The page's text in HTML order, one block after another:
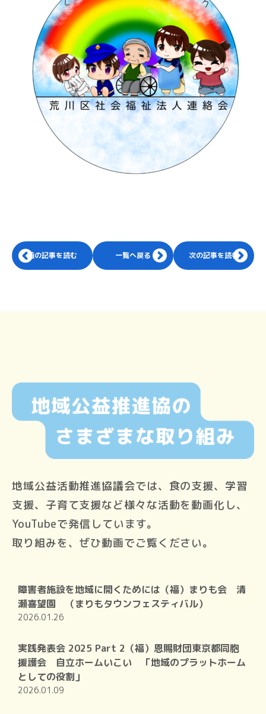
前の記事を読む 一覧へ戻る 次の記事を読む
地域公益活動推進協議会では、食の支援、学習
支援、子育て支援など様々な活動を動画化し、
YouTubeで発信しています。
取り組みを、ぜひ動画でご覧ください。
障害者施設を地域に開くためには（福）まりも会 清
瀬喜望園 （まりもタウンフェスティバル）
2026.01.26
実践発表会 2025 Part 2（福）恩賜財団東京都同胞
援護会 自立ホームいこい 「地域のプラットホーム
としての役割」
2026.01.09